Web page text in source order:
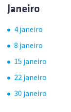
Janeiro
4 janeiro
8 janeiro
15 janeiro
22 janeiro
30 janeiro